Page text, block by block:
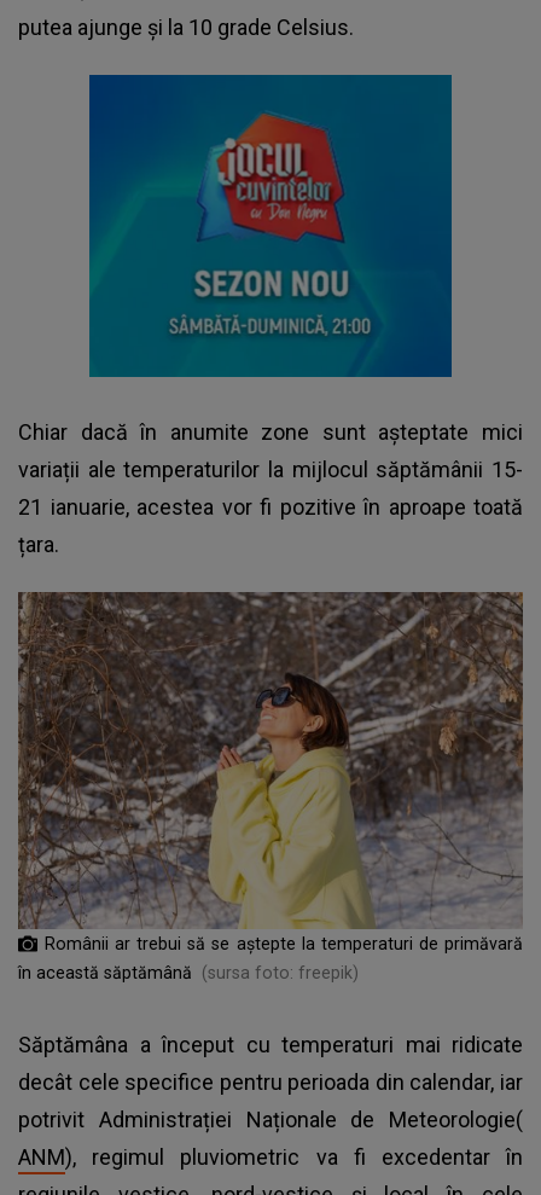
putea ajunge și la 10 grade Celsius.
Chiar dacă în anumite zone sunt așteptate mici
variații ale temperaturilor la mijlocul săptămânii 15-
21 ianuarie, acestea vor fi pozitive în aproape toată
țara.
Românii ar trebui să se aștepte la temperaturi de primăvară
în această săptămână
(sursa foto: freepik)
Săptămâna a început cu temperaturi mai ridicate
decât cele specifice pentru perioada din calendar, iar
potrivit Administrației Naționale de Meteorologie(
ANM), regimul pluviometric va fi excedentar în